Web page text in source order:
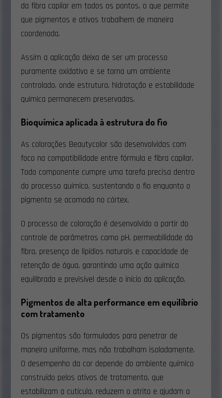
da fibra capilar em todos os pontos, o que permite
que pigmentos e ativos trabalhem de maneira
coordenada.
Assim a aplicação deixa de ser um processo
puramente oxidativo e se torna um ambiente
controlado, onde estrutura, hidratação e estabilidade
química permanecem preservadas.
Bioquímica aplicada à estrutura do fio
As colorações Beautycolor são desenvolvidas com
foco na compatibilidade entre fórmula e fibra capilar.
Todo componente cumpre uma tarefa precisa dentro
do processo químico, sustentando o fio enquanto o
pigmento se acomoda no córtex.
O processo de coloração é desenvolvido a partir do
controle de parâmetros como pH, permeabilidade da
fibra, presença de lipídios naturais e capacidade de
retenção de água, garantindo uma ação química
equilibrada e previsível desde o início da aplicação.
Pigmentos de alta performance em equilíbrio
com tratamento
Os pigmentos são formulados para penetrar de
maneira uniforme, mas não trabalham isoladamente.
O desempenho da cor depende do ambiente químico
construído pelos ativos de tratamento, que
estabilizam a cutícula, reduzem o atrito e ajudam a